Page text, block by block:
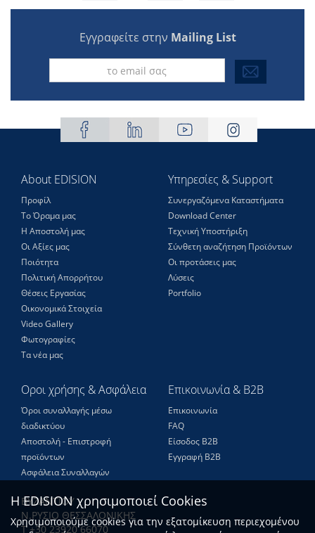
Εγγραφείτε στην Mailing List
About EDISION
Προφίλ
Το Όραμα μας
Η Αποστολή μας
Οι Αξίες μας
Ποιότητα
Πολιτική Απορρήτου
Θέσεις Eργασίας
Οικονομικά Στοιχεία
Video Gallery
Φωτογραφίες
Τα νέα μας
Υπηρεσίες & Support
Συνεργαζόμενα Καταστήματα
Download Center
Τεχνική Υποστήριξη
Σύνθετη αναζήτηση Προϊόντων
Οι προτάσεις μας
Λύσεις
Portfolio
Οροι χρήσης & Ασφάλεια
Όροι συναλλαγής μέσω
διαδικτύου
Αποστολή - Επιστροφή
προϊόντων
Ασφάλεια Συναλλαγών
Επικοινωνία & B2B
Επικοινωνία
FAQ
Είσοδος Β2Β
Εγγραφή Β2Β
ΒΥΖΑΝΤΙΟΥ
Ν.ΡΥΣΙΟ ΘΕΣΣΑΛΟΝΙΚΗΣ
Τ +30 23920 66070
Η EDISION χρησιμοποιεί Cookies
Χρησιμοποιούμε cookies για την εξατομίκευση περιεχομένου